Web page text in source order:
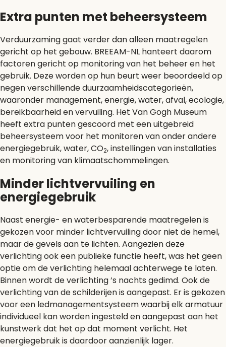
Extra punten met beheersysteem
Verduurzaming gaat verder dan alleen maatregelen
gericht op het gebouw. BREEAM-NL hanteert daarom
factoren gericht op monitoring van het beheer en het
gebruik. Deze worden op hun beurt weer beoordeeld op
negen verschillende duurzaamheidscategorieën,
waaronder management, energie, water, afval, ecologie,
bereikbaarheid en vervuiling. Het Van Gogh Museum
heeft extra punten gescoord met een uitgebreid
beheersysteem voor het monitoren van onder andere
energiegebruik, water, CO2, instellingen van installaties
en monitoring van klimaatschommelingen.
Minder lichtvervuiling en
energiegebruik
Naast energie- en waterbesparende maatregelen is
gekozen voor minder lichtvervuiling door niet de hemel,
maar de gevels aan te lichten. Aangezien deze
verlichting ook een publieke functie heeft, was het geen
optie om de verlichting helemaal achterwege te laten.
Binnen wordt de verlichting ’s nachts gedimd. Ook de
verlichting van de schilderijen is aangepast. Er is gekozen
voor een ledmanagementsysteem waarbij elk armatuur
individueel kan worden ingesteld en aangepast aan het
kunstwerk dat het op dat moment verlicht. Het
energiegebruik is daardoor aanzienlijk lager.